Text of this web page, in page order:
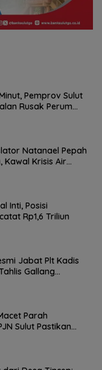
Pemprov Sulut
Rusak Perum
Natanael Pepah
Kawal Krisis Air
Inti, Posisi
Rp1,6 Triliun
Jabat Plt Kadis
Gallang
Parah
Sulut Pastikan